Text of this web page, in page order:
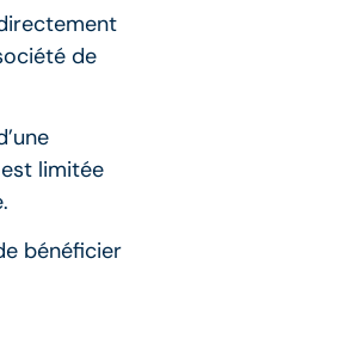
de
limitée
bénéficier